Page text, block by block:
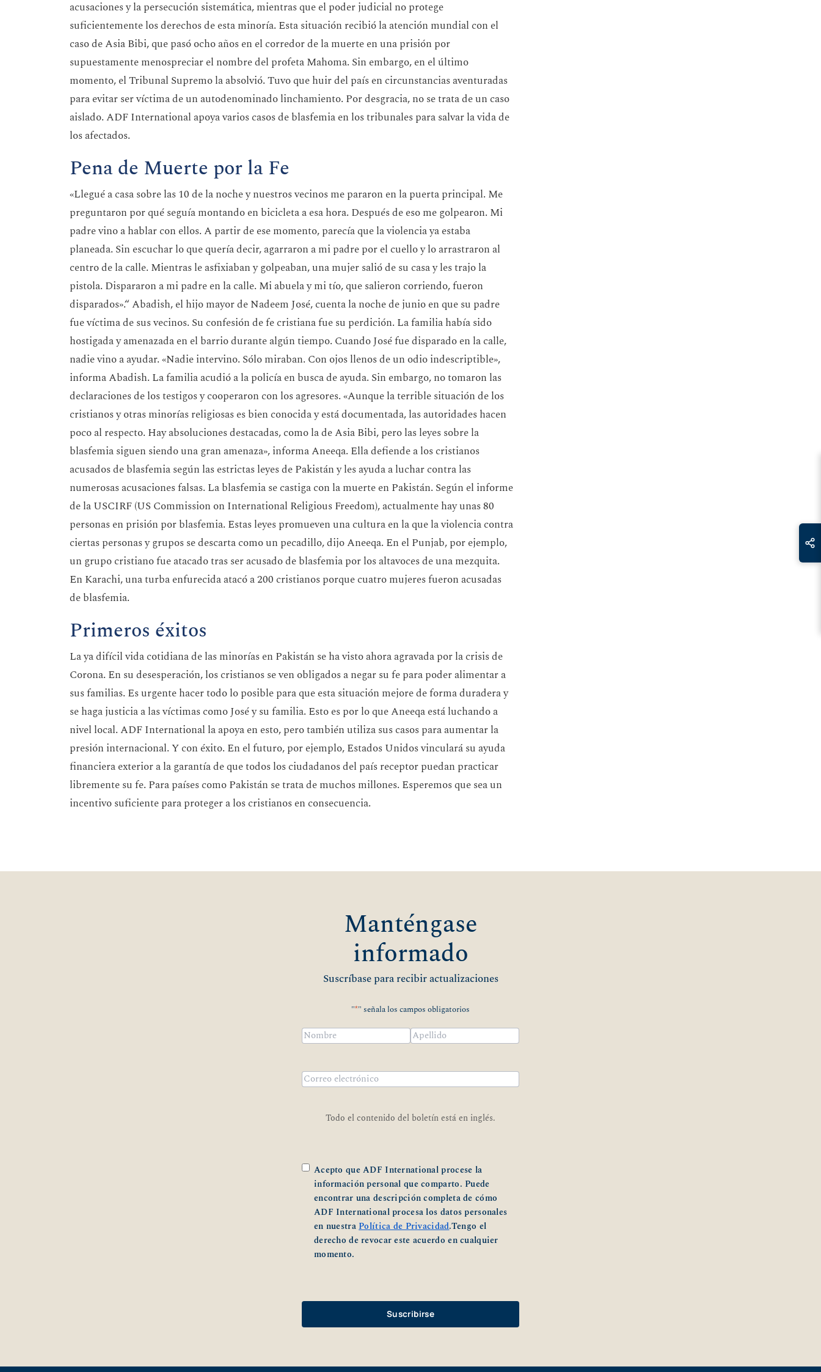
acusaciones y la persecución sistemática, mientras que el poder judicial no protege
suficientemente los derechos de esta minoría. Esta situación recibió la atención mundial con el
caso de Asia Bibi, que pasó ocho años en el corredor de la muerte en una prisión por
supuestamente menospreciar el nombre del profeta Mahoma. Sin embargo, en el último
momento, el Tribunal Supremo la absolvió. Tuvo que huir del país en circunstancias aventuradas
para evitar ser víctima de un autodenominado linchamiento. Por desgracia, no se trata de un caso
aislado. ADF International apoya varios casos de blasfemia en los tribunales para salvar la vida de
los afectados.
Pena de Muerte por la Fe
«Llegué a casa sobre las 10 de la noche y nuestros vecinos me pararon en la puerta principal. Me
preguntaron por qué seguía montando en bicicleta a esa hora. Después de eso me golpearon. Mi
padre vino a hablar con ellos. A partir de ese momento, parecía que la violencia ya estaba
planeada. Sin escuchar lo que quería decir, agarraron a mi padre por el cuello y lo arrastraron al
centro de la calle. Mientras le asfixiaban y golpeaban, una mujer salió de su casa y les trajo la
pistola. Dispararon a mi padre en la calle. Mi abuela y mi tío, que salieron corriendo, fueron
disparados».“ Abadish, el hijo mayor de Nadeem José, cuenta la noche de junio en que su padre
fue víctima de sus vecinos. Su confesión de fe cristiana fue su perdición. La familia había sido
hostigada y amenazada en el barrio durante algún tiempo. Cuando José fue disparado en la calle,
nadie vino a ayudar. «Nadie intervino. Sólo miraban. Con ojos llenos de un odio indescriptible»,
informa Abadish. La familia acudió a la policía en busca de ayuda. Sin embargo, no tomaron las
declaraciones de los testigos y cooperaron con los agresores. «Aunque la terrible situación de los
cristianos y otras minorías religiosas es bien conocida y está documentada, las autoridades hacen
poco al respecto. Hay absoluciones destacadas, como la de Asia Bibi, pero las leyes sobre la
blasfemia siguen siendo una gran amenaza», informa Aneeqa. Ella defiende a los cristianos
acusados de blasfemia según las estrictas leyes de Pakistán y les ayuda a luchar contra las
numerosas acusaciones falsas. La blasfemia se castiga con la muerte en Pakistán. Según el informe
de la USCIRF (US Commission on International Religious Freedom), actualmente hay unas 80
personas en prisión por blasfemia. Estas leyes promueven una cultura en la que la violencia contra
ciertas personas y grupos se descarta como un pecadillo, dijo Aneeqa. En el Punjab, por ejemplo,
un grupo cristiano fue atacado tras ser acusado de blasfemia por los altavoces de una mezquita.
En Karachi, una turba enfurecida atacó a 200 cristianos porque cuatro mujeres fueron acusadas
de blasfemia.
Primeros éxitos
La ya difícil vida cotidiana de las minorías en Pakistán se ha visto ahora agravada por la crisis de
Corona. En su desesperación, los cristianos se ven obligados a negar su fe para poder alimentar a
sus familias. Es urgente hacer todo lo posible para que esta situación mejore de forma duradera y
se haga justicia a las víctimas como José y su familia. Esto es por lo que Aneeqa está luchando a
nivel local. ADF International la apoya en esto, pero también utiliza sus casos para aumentar la
presión internacional. Y con éxito. En el futuro, por ejemplo, Estados Unidos vinculará su ayuda
financiera exterior a la garantía de que todos los ciudadanos del país receptor puedan practicar
libremente su fe. Para países como Pakistán se trata de muchos millones. Esperemos que sea un
incentivo suficiente para proteger a los cristianos en consecuencia.
Manténgase
informado
Suscríbase para recibir actualizaciones
"*" señala los campos obligatorios
Nombre*
Correo
electrónico*
Todo el contenido del boletín está en inglés.
*
Acepto que ADF International procese la
información personal que comparto. Puede
encontrar una descripción completa de cómo
ADF International procesa los datos personales
en nuestraPolítica de Privacidad.Tengo el
derecho de revocar este acuerdo en cualquier
momento.